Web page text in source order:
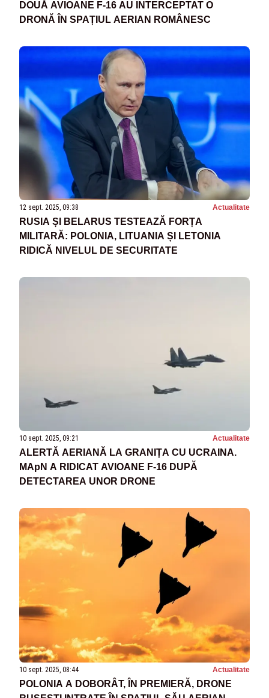
DOUĂ AVIOANE F-16 AU INTERCEPTAT O
DRONĂ ÎN SPAȚIUL AERIAN ROMÂNESC
12 sept. 2025, 09:38 Actualitate
RUSIA ȘI BELARUS TESTEAZĂ FORȚA
MILITARĂ: POLONIA, LITUANIA ȘI LETONIA
RIDICĂ NIVELUL DE SECURITATE
10 sept. 2025, 09:21 Actualitate
ALERTĂ AERIANĂ LA GRANIȚA CU UCRAINA.
MApN A RIDICAT AVIOANE F-16 DUPĂ
DETECTAREA UNOR DRONE
10 sept. 2025, 08:44 Actualitate
POLONIA A DOBORÂT, ÎN PREMIERĂ, DRONE